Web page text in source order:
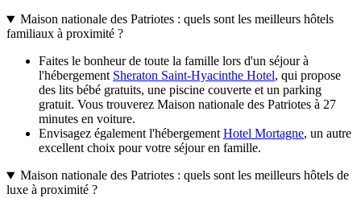
Maison nationale des Patriotes : quels sont les meilleurs hôtels
familiaux à proximité ?
Faites le bonheur de toute la famille lors d'un séjour à
l'hébergement Sheraton Saint-Hyacinthe Hotel, qui propose
des lits bébé gratuits, une piscine couverte et un parking
gratuit. Vous trouverez Maison nationale des Patriotes à 27
minutes en voiture.
Envisagez également l'hébergementHotel Mortagne, un autre
excellent choix pour votre séjour en famille.
Maison nationale des Patriotes : quels sont les meilleurs hôtels de
luxe à proximité ?